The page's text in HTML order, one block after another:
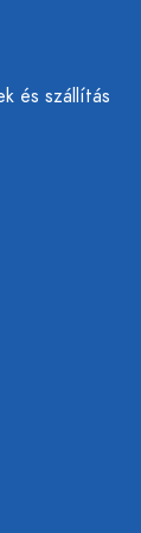
és szállítás